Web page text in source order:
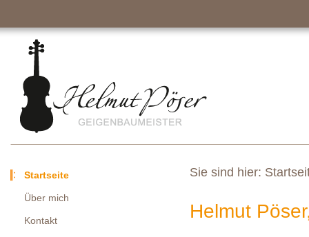
Sie sind hier:
Helmut
Startseite
Über mich
Kontakt